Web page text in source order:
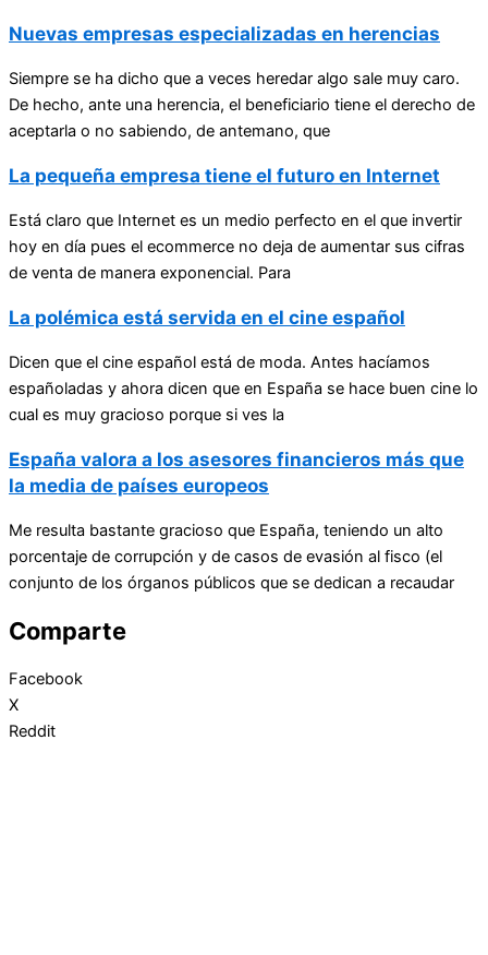
Nuevas empresas especializadas en herencias
Siempre se ha dicho que a veces heredar algo sale muy caro.
De hecho, ante una herencia, el beneficiario tiene el derecho de
aceptarla o no sabiendo, de antemano, que
La pequeña empresa tiene el futuro en Internet
Está claro que Internet es un medio perfecto en el que invertir
hoy en día pues el ecommerce no deja de aumentar sus cifras
de venta de manera exponencial. Para
La polémica está servida en el cine español
Dicen que el cine español está de moda. Antes hacíamos
españoladas y ahora dicen que en España se hace buen cine lo
cual es muy gracioso porque si ves la
España valora a los asesores financieros más que
la media de países europeos
Me resulta bastante gracioso que España, teniendo un alto
porcentaje de corrupción y de casos de evasión al fisco (el
conjunto de los órganos públicos que se dedican a recaudar
Comparte
Facebook
X
Reddit